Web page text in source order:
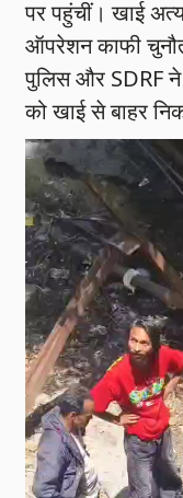
पर पहुंचीं। खाई
ऑपरेशन काफी
पुलिस और SDRF
को खाई से बाहर